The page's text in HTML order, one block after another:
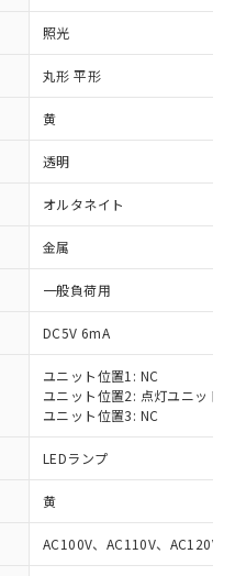
照光
丸形 平形
黄
透明
オルタネイト
金属
一般負荷用
DC5V 6mA
ユニット位置1: NC
ユニット位置2: 点灯ユニット
ユニット位置3: NC
LEDランプ
黄
AC100V、AC110V、AC120V